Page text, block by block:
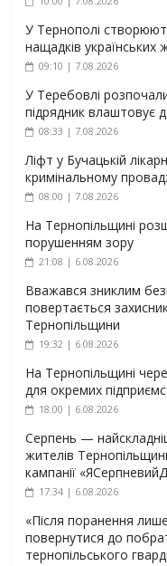
У Тернополі
нащадків українських
09:10 | 7.08.2026
У Теребовлі
підрядник влаштовує
08:33 | 7.08.2026
Ліфт у Бучацькій
кримінальному
08:00 | 7.08.2026
На Тернопільщині
порушенням зору
21:08 | 6.08.2026
Вважався зниклим
повертається
Тернопільщини
19:32 | 6.08.2026
На Тернопільщині
для окремих
18:00 | 6.08.2026
Серпень —
жителів
кампанії
17:34 | 6.08.2026
«Після поранення
повернутися до
тернопільського